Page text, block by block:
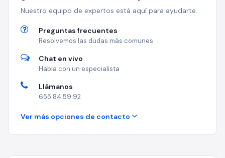
Nuestro equipo de expertos está aquí para ayudarte.
Preguntas frecuentes
Resolvemos las dudas más comunes
Chat en vivo
Habla con un especialista
Llámanos
655 84 59 92
Ver más opciones de contacto